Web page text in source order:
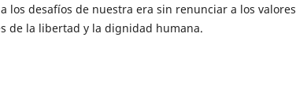
los desafíos de nuestra era sin renunciar a los valores
de la libertad y la dignidad humana.